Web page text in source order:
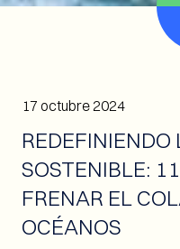
17 octubre 2024
REDEFINIENDO
SOSTENIBLE:
FRENAR EL
OCÉANOS